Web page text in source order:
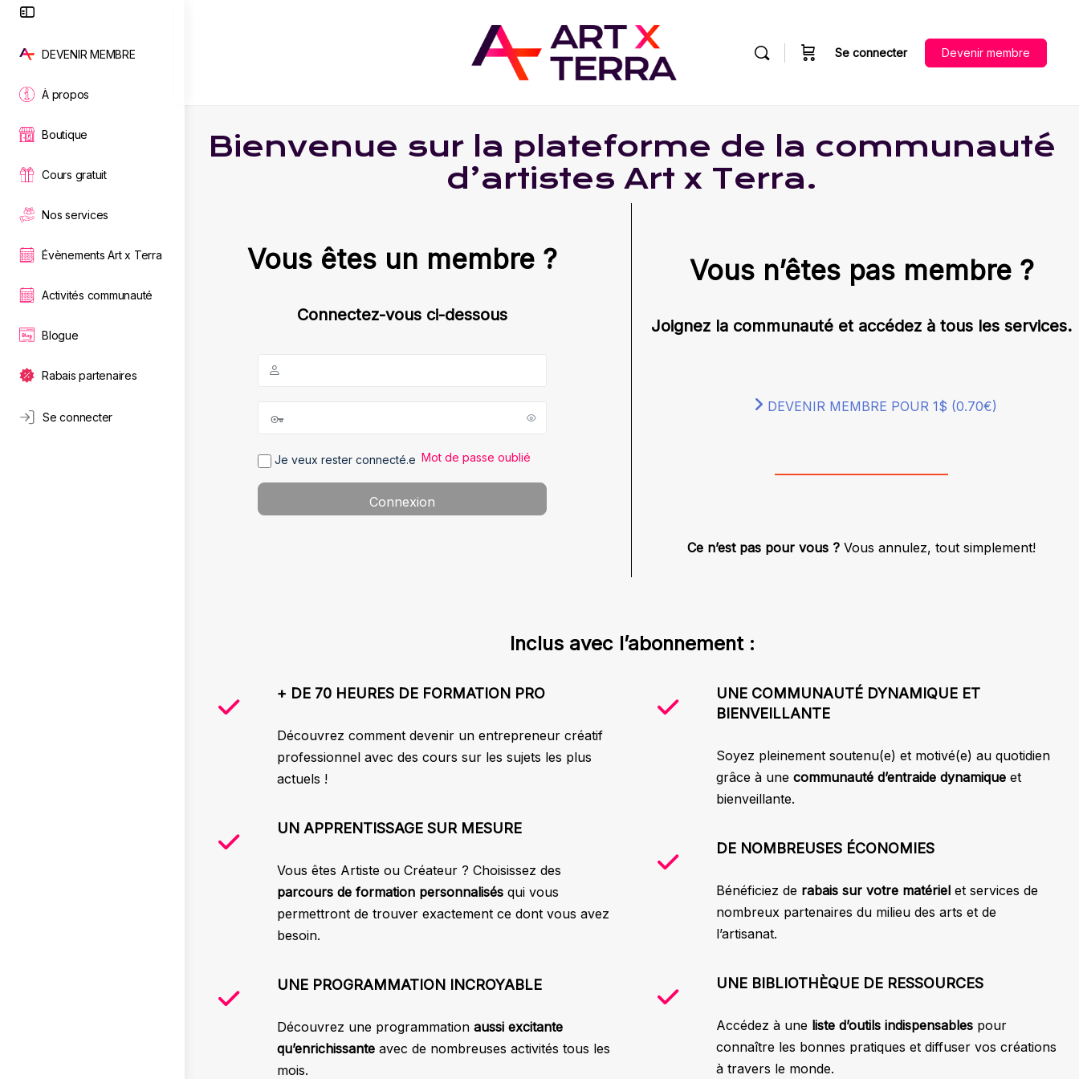
Panel
DEVENIR MEMBRE
À propos
Boutique
Cours gratuit
Nos services
Évènements Art x Terra
Activités communauté
Blogue
Rabais partenaires
Se connecter
Se connecter Devenir membre
Bienvenue sur la plateforme de la communauté
d’artistes Art x Terra.
Vous êtes un membre ?
Connectez-vous ci-dessous
Je veux rester connecté.e Mot de passe oublié
Vous n’êtes pas membre ?
Joignez la communauté et accédez à tous les services.
DEVENIR MEMBRE POUR 1$ (0.70€)
Ce n’est pas pour vous ? Vous annulez, tout simplement!
Inclus avec l’abonnement :
+ DE 70 HEURES DE FORMATION PRO
Découvrez comment devenir un entrepreneur créatif
professionnel avec des cours sur les sujets les plus
actuels !
UN APPRENTISSAGE SUR MESURE
Vous êtes Artiste ou Créateur ? Choisissez des
parcours de formation personnalisés qui vous
permettront de trouver exactement ce dont vous avez
besoin.
UNE PROGRAMMATION INCROYABLE
Découvrez une programmation aussi excitante
qu’enrichissante avec de nombreuses activités tous les
mois.
UNE COMMUNAUTÉ DYNAMIQUE ET
BIENVEILLANTE
Soyez pleinement soutenu(e) et motivé(e) au quotidien
grâce à une communauté d’entraide dynamique et
bienveillante.
DE NOMBREUSES ÉCONOMIES
Bénéficiez de rabais sur votre matériel et services de
nombreux partenaires du milieu des arts et de
l’artisanat.
UNE BIBLIOTHÈQUE DE RESSOURCES
Accédez à une liste d’outils indispensables pour
connaître les bonnes pratiques et diffuser vos créations
à travers le monde.